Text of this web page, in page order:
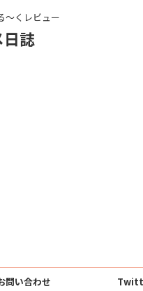
〜くレビュー
誌
問い合わせ